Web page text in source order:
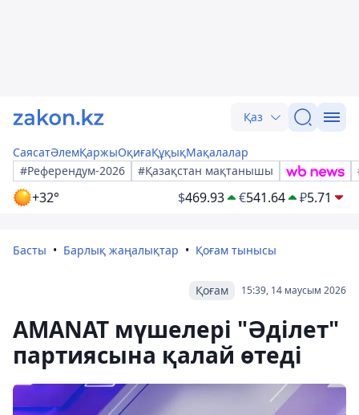
Қаз
СаясатӘлемҚаржыОқиғаҚұқықМақалалар
#Референдум-2026
#Қазақстан мақтанышы
+32° $469.93 €541.64 ₽5.71
Басты Барлық жаңалықтар Қоғам тынысы
15:39, 14 маусым 2026
Қоғам
AMANAT мүшелері "Әділет"
партиясына қалай өтеді